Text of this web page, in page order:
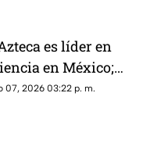
es líder en
en México;
desmiente
07, 2026 03:22 p. m.